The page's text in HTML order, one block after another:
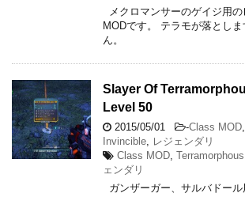
メクロマンサーのゲイジ用
MODです。 テラモが落とし
ん。
Slayer Of
Level 50
2015/05/01 -Class MOD
Invincible
レジェンダリ
Class MOD
ェンダリ
ガンザーガー、サルバドー